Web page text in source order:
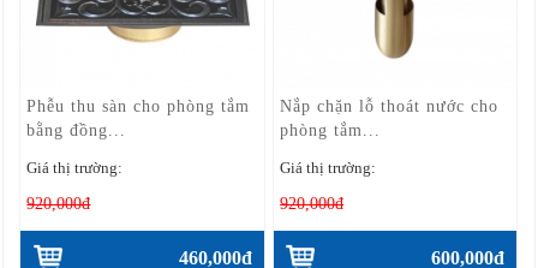
Phễu thu sàn cho phòng tắm
bằng đồng...
Giá thị trường:
920,000đ
460,000đ
Nắp chặn lỗ thoát nước cho
phòng tắm...
Giá thị trường:
920,000đ
600,000đ